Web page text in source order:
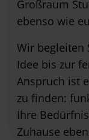
Großraum
ebenso wie
Wir begleiten
Idee bis zur
Anspruch ist
zu finden:
Ihre
Zuhause